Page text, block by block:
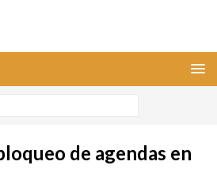
de agendas en